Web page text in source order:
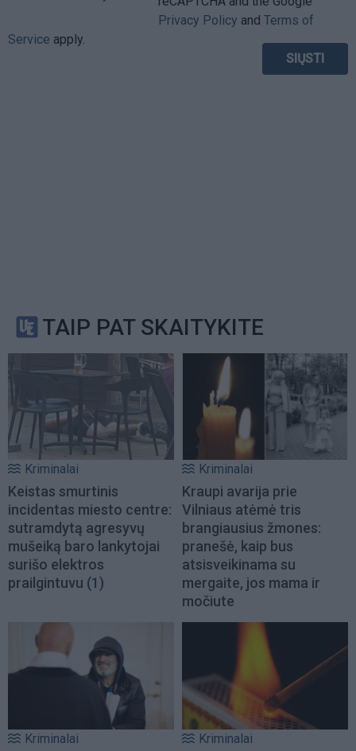
Privacy Policy and Terms of
Service apply.
TAIP PAT SKAITYKITE
Kriminalai
Keistas smurtinis
incidentas miesto centre:
sutramdytą agresyvų
mušeiką baro lankytojai
surišo elektros
prailgintuvu (1)
Kriminalai
Kraupi avarija prie
Vilniaus atėmė tris
brangiausius žmones:
pranešė, kaip bus
atsisveikinama su
mergaite, jos mama ir
močiute
Kriminalai Kriminalai